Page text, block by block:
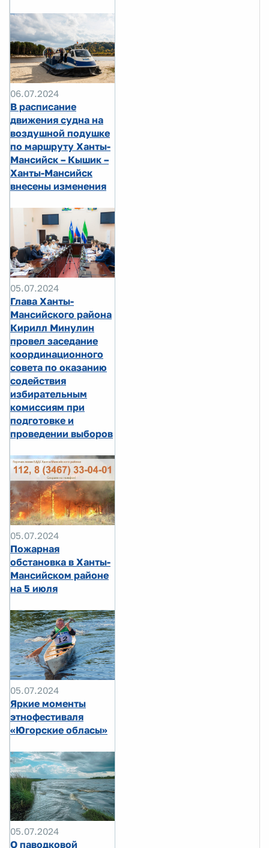
06.07.2024
В расписание
движения судна на
воздушной подушке
по маршруту Ханты-
Мансийск – Кышик –
Ханты-Мансийск
внесены изменения
05.07.2024
Глава Ханты-
Мансийского района
Кирилл Минулин
провел заседание
координационного
совета по оказанию
содействия
избирательным
комиссиям при
подготовке и
проведении выборов
05.07.2024
Пожарная
обстановка в Ханты-
Мансийском районе
на 5 июля
05.07.2024
Яркие моменты
этнофестиваля
«Югорские обласы»
05.07.2024
О паводковой